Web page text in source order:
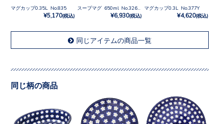
マグカップ0.35L No.835
¥5,170(税込) ¥6,930(税込)
マグカップ0.3L No.377Y
¥4,620(税込)
同じアイテムの商品一覧
同じ柄の商品